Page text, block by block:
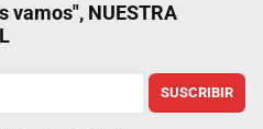
vamos", NUESTRA
SUSCRIBIR